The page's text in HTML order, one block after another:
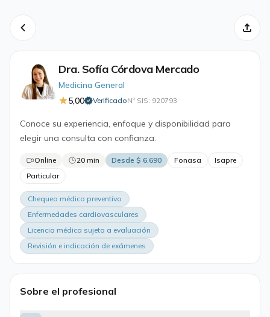
Dra. Sofía Córdova Mercado
Medicina General
5,00
VerificadoNº SIS: 920793·
Conoce su experiencia, enfoque y disponibilidad para
elegir una consulta con confianza.
Online 20 min Desde $ 6.690 Fonasa
Isapre
Particular
Chequeo médico preventivo
Enfermedades cardiovasculares
Licencia médica sujeta a evaluación
Revisión e indicación de exámenes
Sobre el profesional